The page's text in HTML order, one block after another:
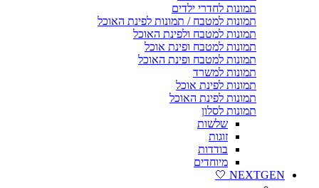
תמונות לחדרי ילדים
תמונות למטבח / תמונות לפינת האוכל
תמונות למטבח ולפינת האוכל
תמונות למטבח ופינת אוכל
תמונות למטבח ופינת האוכל
תמונות למשרד
תמונות לפינת אוכל
תמונות לפינת האוכל
תמונות לסלון
שלשות
זוגות
בודדות
מיוחדים
NEXTGEN 🤍